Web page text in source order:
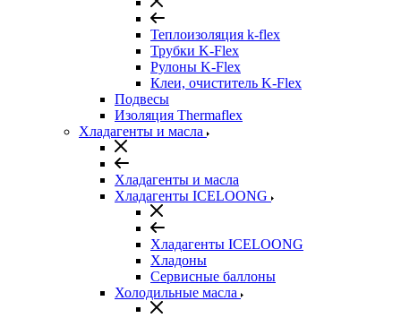
Теплоизоляция k-flex
Трубки K-Flex
Рулоны K-Flex
Клеи, очиститель K-Flex
Подвесы
Изоляция Thermaflex
Хладагенты и масла
Хладагенты и масла
Хладагенты ICELOONG
Хладагенты ICELOONG
Хладоны
Сервисные баллоны
Холодильные масла